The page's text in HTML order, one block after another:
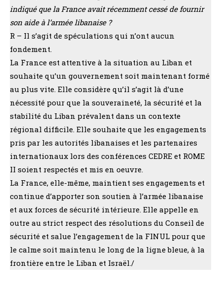
indiqué que la France avait récemment cessé de fournir
son aide à l’armée libanaise ?
R – Il s’agit de spéculations qui n’ont aucun
fondement.
La France est attentive à la situation au Liban et
souhaite qu’un gouvernement soit maintenant formé
au plus vite. Elle considère qu’il s’agit là d’une
nécessité pour que la souveraineté, la sécurité et la
stabilité du Liban prévalent dans un contexte
régional difficile. Elle souhaite que les engagements
pris par les autorités libanaises et les partenaires
internationaux lors des conférences CEDRE et ROME
II soient respectés et mis en oeuvre.
La France, elle-même, maintient ses engagements et
continue d’apporter son soutien à l’armée libanaise
et aux forces de sécurité intérieure. Elle appelle en
outre au strict respect des résolutions du Conseil de
sécurité et salue l’engagement de la FINUL pour que
le calme soit maintenu le long de la ligne bleue, à la
frontière entre le Liban et Israël./